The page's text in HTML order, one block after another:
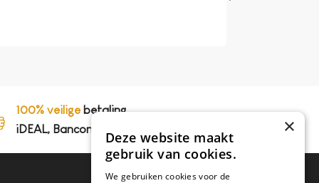
100% veiligebetaling,
iDEAL, Bancontact en op rekening
×
Deze website maakt
gebruik van cookies.
We gebruiken cookies voor de